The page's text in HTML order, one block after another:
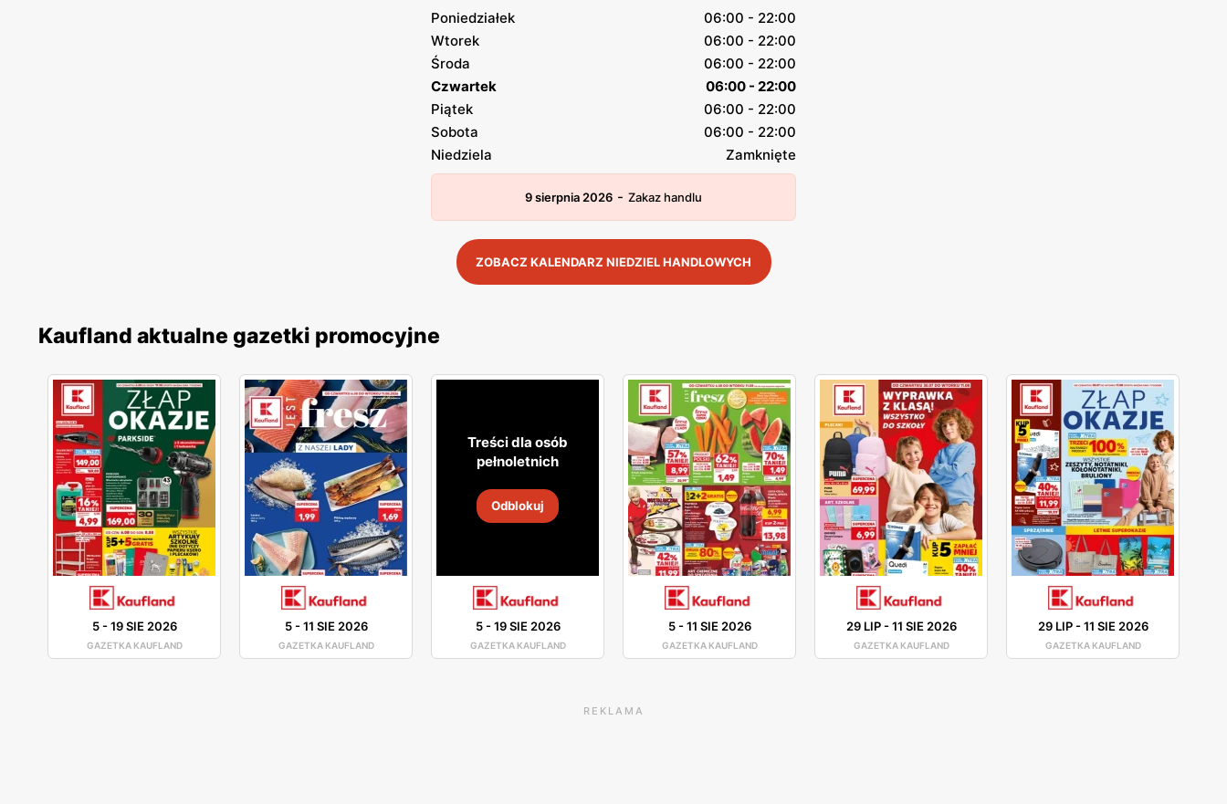
Poniedziałek
06:00 - 22:00
Wtorek
06:00 - 22:00
Środa
06:00 - 22:00
Czwartek
06:00 - 22:00
Piątek
06:00 - 22:00
Sobota
06:00 - 22:00
Niedziela
Zamknięte
9 sierpnia 2026 - Zakaz handlu
ZOBACZ KALENDARZ NIEDZIEL HANDLOWYCH
Kaufland aktualne gazetki promocyjne
5-19 SIE 2026
GAZETKA KAUFLAND
5-11 SIE 2026
GAZETKA KAUFLAND
Treści dla osób
pełnoletnich
Odblokuj
5-19 SIE 2026
GAZETKA KAUFLAND
5-11 SIE 2026
GAZETKA KAUFLAND
29 LIP-11 SIE 2026
GAZETKA KAUFLAND
29 LIP-11 SIE 2026
GAZETKA KAUFLAND
REKLAMA